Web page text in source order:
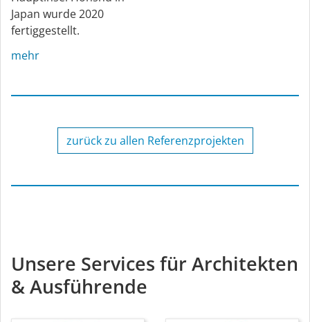
Japan wurde 2020
fertiggestellt.
mehr
zurück zu allen Referenzprojekten
Unsere Services für Architekten
& Ausführende